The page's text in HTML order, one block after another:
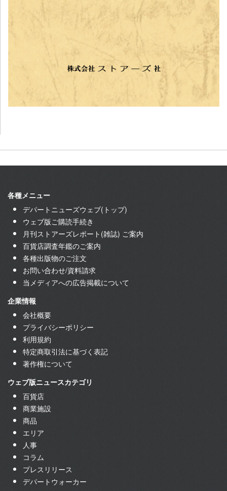
各種メニュー
デパートニューズウェブ(トップ)
ウェブ版ご購読手続き
月刊ストアーズレポート(雑誌) ご案内
百貨店調査年鑑のご案内
各種出版物のご注文
お問い合わせ/資料請求
当メディアへの広告掲載について
企業情報
会社概要
プライバシーポリシー
利用規約
特定商取引法に基づく表記
著作権について
ウェブ版ニュースカテゴリ
百貨店
商業施設
商品
エリア
人事
コラム
プレスリリース
デパートウォーカー